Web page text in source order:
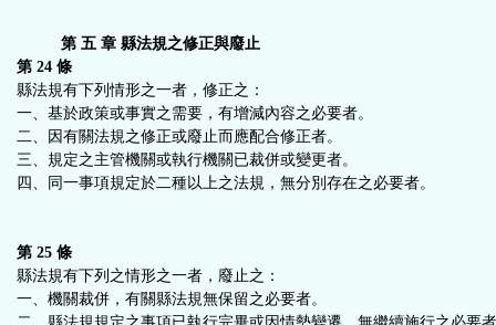
第 五 章 縣法規之修正與廢止
第 24 條
縣法規有下列情形之一者，修正之：
一、基於政策或事實之需要，有增減內容之必要者。
二、因有關法規之修正或廢止而應配合修正者。
三、規定之主管機關或執行機關已裁併或變更者。
四、同一事項規定於二種以上之法規，無分別存在之必要者。
第 25 條
縣法規有下列之情形之一者，廢止之：
一、機關裁併，有關縣法規無保留之必要者。